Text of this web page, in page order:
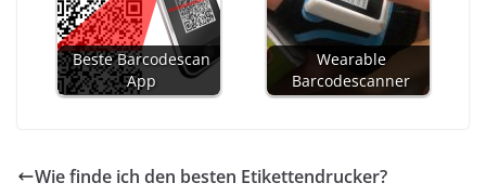
Beste Barcodescan
App
Wearable
Barcodescanner
Wie finde ich den besten Etikettendrucker?